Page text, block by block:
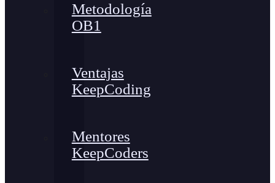
Metodología
OB1
Ventajas
KeepCoding
Mentores
KeepCoders